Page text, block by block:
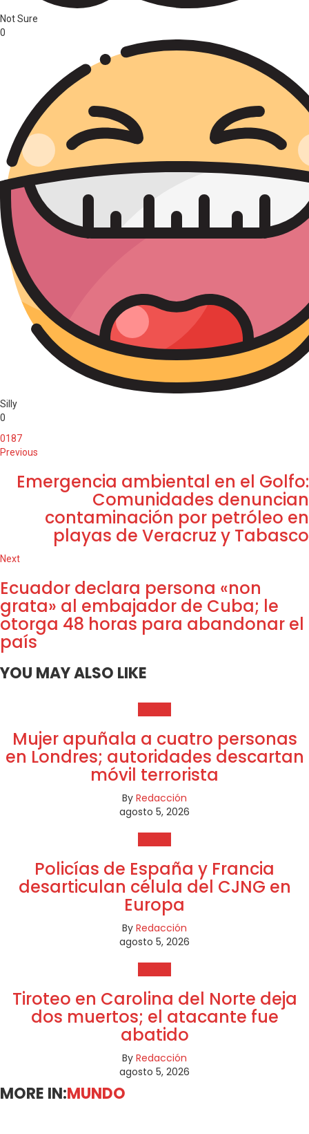
Not Sure
0
Silly
0
0187
Previous
Emergencia ambiental en el Golfo:
Comunidades denuncian
contaminación por petróleo en
playas de Veracruz y Tabasco
Next
Ecuador declara persona «non
grata» al embajador de Cuba; le
otorga 48 horas para abandonar el
país
YOU MAY ALSO LIKE
Mujer apuñala a cuatro personas
en Londres; autoridades descartan
móvil terrorista
By Redacción
agosto 5, 2026
Policías de España y Francia
desarticulan célula del CJNG en
Europa
By Redacción
agosto 5, 2026
Tiroteo en Carolina del Norte deja
dos muertos; el atacante fue
abatido
By Redacción
agosto 5, 2026
MORE IN:MUNDO